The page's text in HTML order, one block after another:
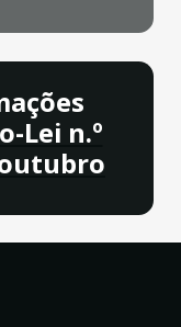
Lei n.º